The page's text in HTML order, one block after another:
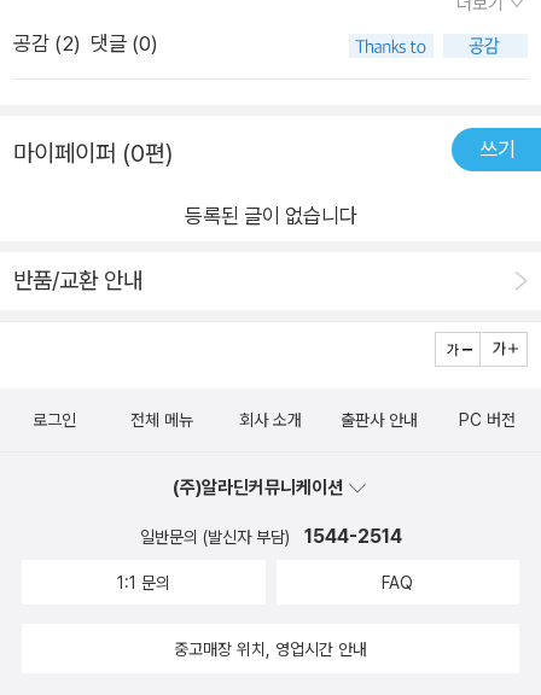
부제가 배합된 우주 공기는 오래 묵은 미라를 칭칭 감아 하늘 높
고 쓸모없기를》에 든 시 <곡우>, 이날 비가 오면 풍년이 든다는
24절기 중 여섯 번째 절기인 곡우穀雨와, 2014년 곡우를 즈음
해 사고가 난 세월호 사건을 애도하기 위한 哭의 비, 곡우哭雨를
도 섬뜩하게도 세월호 안에 갇힌 채 익사한 넋들을 떠올리고 말았
그것도 “투명한 공기에 매장된 창공”일 뿐, 사실 우주의 투명한
같은 개념이니 이 시를 읽고 이리 생각한 독자는 분명히 나 한 명
자유로운 연상 작용이 가능한가 하면, 시인이 익사체 또는 익사체
로 보이는 대상을 상당히 객관화 하여 그대로 보여주고 있기 때문
로 한 것들이 어디 한두 편이었나. 그것들 가운데 이 시만큼 노골
론 시를 읽어온 내력이 일천하기는 하지만. 두 장을 더 넘기면 <
로운 사랑을 하는 커플을 많이 보았다. 고등학생, 대학생 때 대부
분 우리들은 경제적으로 가난했지만 마음은 지금보다 부유했다
은행열매도 내 앞과 옆에 놓인 사랑의 눈빛으로 다 덮을 수 있었
다. 2. 「곱추」「소」등 한 사물을 오랫동안 바라보기의 최고봉 가
학적 시선과 미시적 관찰’이 시의 조제원리다. 설득하는 방식이
구나 읽고 공감하기 좋은 시들이 많다. 그렇다고 가벼운 것은 아
니다. ‘죽음, 노년’을 다루는 시가 많고 풍자를 통해 사회비판적인
작품도 있다. 시 읽기의 초심자부터 난해한 관념과 어지러운 수사
이를 잡아당긴다 공중에 들린 발바닥이 날개처럼 세차게 바닥거
에 깊숙이 넥타이를 잡아당긴다 넥타이에 괄약근이 생긴다 발버
둥치는 몸무게가 넥타이로 그네를 탄다 다리가 차낸 허공이 빙빙
하는 입에서 긴 혀가 빠져나온다 벌어진 입이 붉은 넥타이를 게
공감 (2) 댓글 (0)
마이페이퍼 (0편) 쓰기
등록된 글이 없습니다
반품/교환 안내
로그인 전체 메뉴 회사 소개 출판사 안내 PC 버전
(주)알라딘커뮤니케이션
일반문의 (발신자 부담) 1544-2514
1:1 문의 FAQ
중고매장 위치, 영업시간 안내